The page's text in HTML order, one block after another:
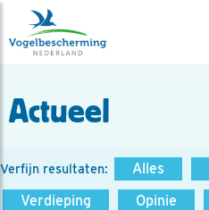
Actueel
Verfijn resultaten: Alles
Verdieping
Opinie